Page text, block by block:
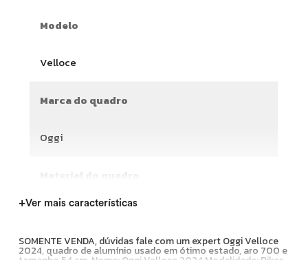
Modelo
Velloce
Marca do quadro
Oggi
+Ver mais características
SOMENTE VENDA, dúvidas fale com um expert Oggi Velloce
2024, quadro de alumínio usado em ótimo estado, aro 700 e